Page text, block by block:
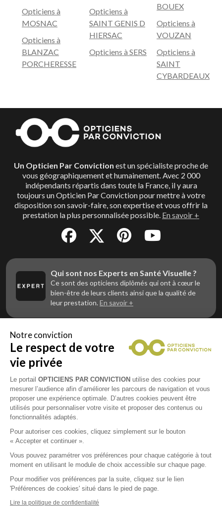
Opticiens à
MOSNAC
Opticiens à
BLANZAC
PORCHERESSE
Opticiens à
SAINT GENIS D
HIERSAC
Opticiens à SERS
BOUEX
Opticiens à
VOUZAN
Opticiens à
SAINT
CYBARDEAUX
Un Opticien Par Conviction est un spécialiste proche de
vous géographiquement et humainement. Avec 2 000
indépendants répartis dans toute la France, il y aura
toujours un Opticien Par Conviction pour mettre à votre
disposition son savoir-faire, son expertise et vous offrir la
prestation la plus personnalisée possible. En savoir +
Qui sont nos Experts en Santé Visuelle ?
Ce sont des opticiens diplômés qui ont à cœur le
bien-être de leurs clients ainsi que la qualité de
leur prestation. En savoir +
Vous êtes un professionnel de la vue et
vous souhaitez nous rejoindre ?
Contactez Alliance Optic, la centrale d’achats et
d’accompagnement des opticiens indépendants
Contacts
Notre conviction
Le respect de votre
vie privée
Le portail OPTICIENS PAR CONVICTION utilise des cookies pour
mesurer l’audience afin d’améliorer les parcours de navigation et vous
proposer une expérience optimale. D’autres cookies peuvent être
utilisés pour personnaliser votre visite et proposer des contenus ou
fonctionnalités adaptés.
Pour autoriser ces cookies, cliquez simplement sur le bouton
« Accepter et continuer ».
Vous pouvez paramétrer vos préférences pour chaque catégorie à tout
moment en utilisant le module de choix accessible sur chaque page.
Pour modifier vos préférences par la suite, cliquez sur le lien
'Préférences de cookies' situé dans le pied de page.
Lire la politique de confidentialité